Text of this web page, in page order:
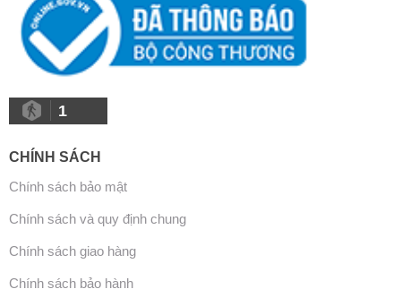
1
CHÍNH SÁCH
Chính sách bảo mật
Chính sách và quy định chung
Chính sách giao hàng
Chính sách bảo hành